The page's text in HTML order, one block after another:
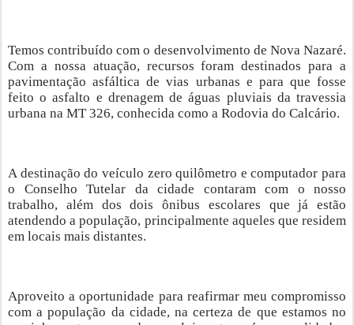
Temos contribuído com o desenvolvimento de Nova Nazaré.
Com a nossa atuação, recursos foram destinados para a
pavimentação asfáltica de vias urbanas e para que fosse
feito o asfalto e drenagem de águas pluviais da travessia
urbana na MT 326, conhecida como a Rodovia do Calcário.
A destinação do veículo zero quilômetro e computador para
o Conselho Tutelar da cidade contaram com o nosso
trabalho, além dos dois ônibus escolares que já estão
atendendo a população, principalmente aqueles que residem
em locais mais distantes.
Aproveito a oportunidade para reafirmar meu compromisso
com a população da cidade, na certeza de que estamos no